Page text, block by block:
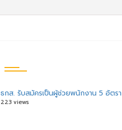
ธกส. รับสมัครเป็นผู้ช่วยพนักงาน 5 อัตรา
223 views